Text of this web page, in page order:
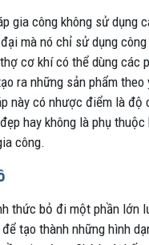
gia công không sử dụng
mà nó chỉ sử dụng
cơ khí có thể dùng các
ra những sản phẩm theo
này có nhược điểm là độ
hay không là phụ thuộc
công.
thức bỏ đi một phần lớn
tạo thành những hình